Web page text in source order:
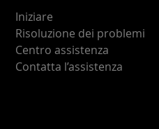
Iniziare
Risoluzione dei problemi
Centro assistenza
Contatta l’assistenza